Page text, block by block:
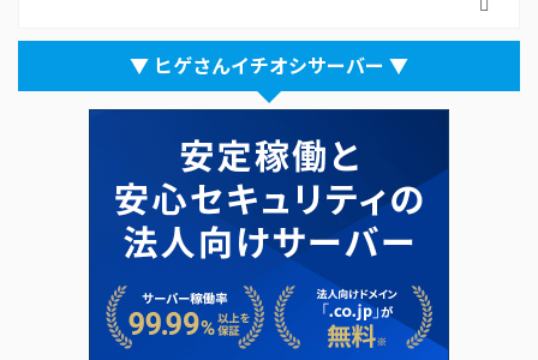
▼ ヒゲさんイチオシサーバー ▼